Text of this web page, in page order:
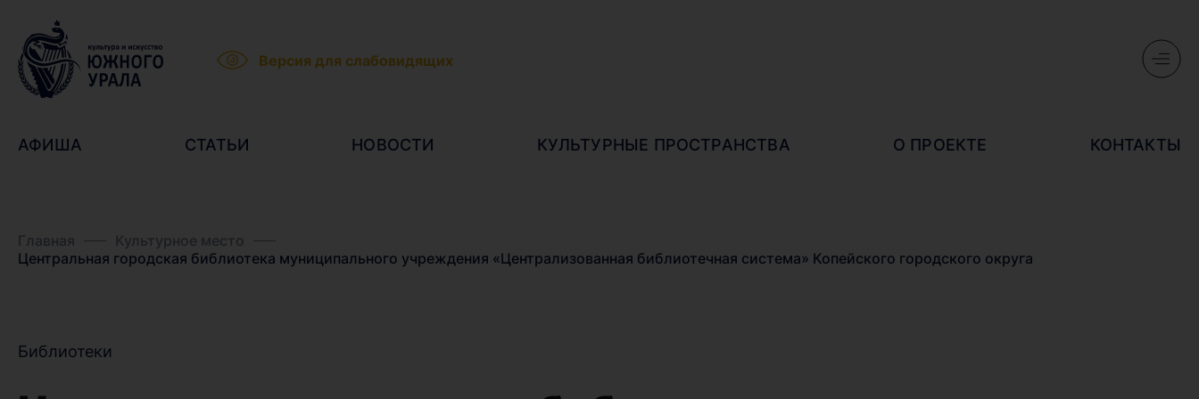
Версия для слабовидящих
АФИША СТАТЬИ НОВОСТИ КУЛЬТУРНЫЕ ПРОСТРАНСТВА О ПРОЕКТЕ КОНТАКТЫ
Главная
Культурное место
Центральная городская библиотека муниципального учреждения «Централизованная библиотечная система» Копейского городского округа
Библиотеки